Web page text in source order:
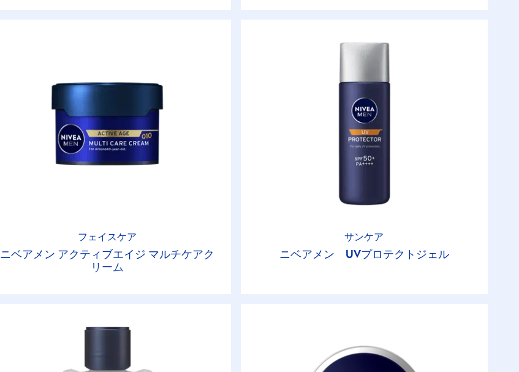
フェイスケア
ニベアメン アクティブエイジ マルチケアク
リーム
サンケア
ニベアメン UVプロテクトジェル